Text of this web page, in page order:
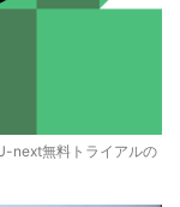
next無料トライアルの